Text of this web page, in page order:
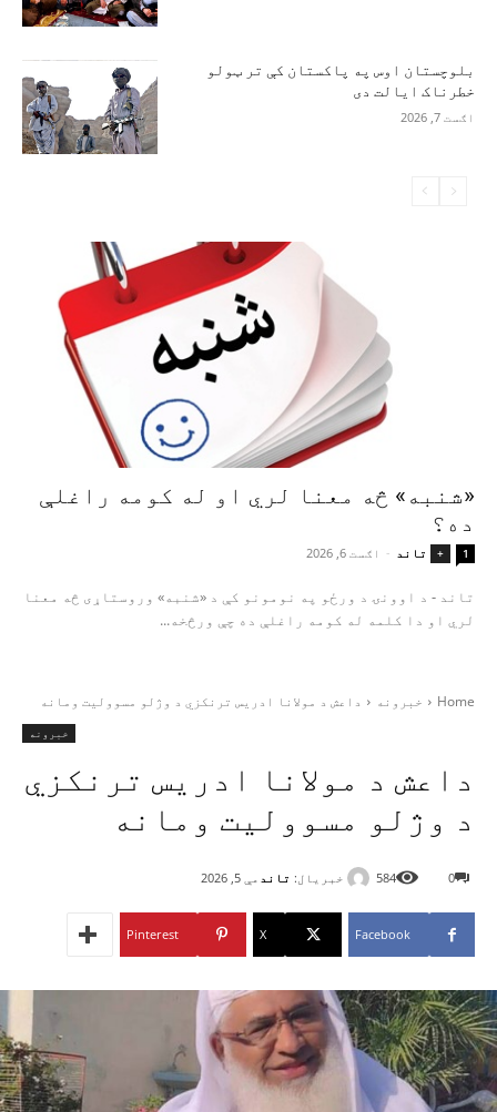
بلوچستان اوس په پاکستان کې تر ټولو
خطرناک ایالت دی
اګست 7, 2026
«شنبه» څه معنا لري او له کومه راغلې
ده؟
+ تاند - اګست 6, 2026 1
تاند - د اوونۍ د ورځو په نومونو کې د «شنبه» وروستاړی څه معنا
لري او دا کلمه له کومه راغلې ده چې ورڅخه...